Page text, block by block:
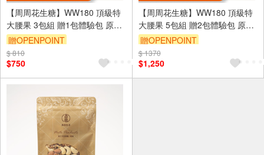
【周周花生糖】WW180 頂級特
大腰果 3包組 贈1包體驗包 原味
無調味 低溫烘焙健康堅果
贈OPENPOINT
$ 810
$750
【周周花生糖】WW180 頂級特
大腰果 5包組 贈2包體驗包 原味
無調味 低溫烘焙健康堅果
贈OPENPOINT
$ 1370
$1,250